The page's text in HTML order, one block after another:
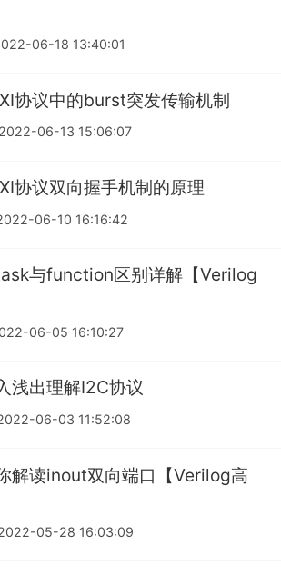
06-18 13:40:01
协议中的burst突发传输机制
2022-06-13 15:06:07
协议双向握手机制的原理
06-10 16:16:42
与function区别详解【Verilog
06-05 16:10:27
浅出理解I2C协议
06-03 11:52:08
解读inout双向端口【Verilog高
05-28 16:03:09